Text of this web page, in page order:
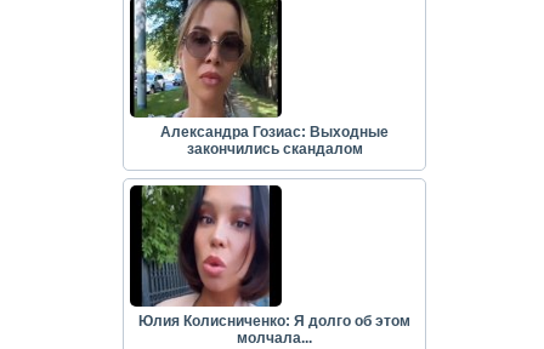
Александра Гозиас: Выходные
закончились скандалом
Юлия Колисниченко: Я долго об этом
молчала...